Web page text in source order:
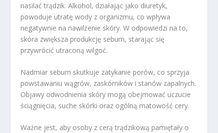
nasilać trądzik. Alkohol, działając jako diuretyk,
powoduje utratę wody z organizmu, co wpływa
negatywnie na nawilżenie skóry. W odpowiedzi na to,
skóra zwiększa produkcję sebum, starając się
przywrócić utraconą wilgoć.
Nadmiar sebum skutkuje zatykanie porów, co sprzyja
powstawaniu wągrów, zaskórników i stanów zapalnych.
Objawy odwodnienia skóry mogą obejmować uczucie
ściągnięcia, suche skórki oraz ogólną matowość cery.
Ważne jest, aby osoby z cerą trądzikową pamiętały o